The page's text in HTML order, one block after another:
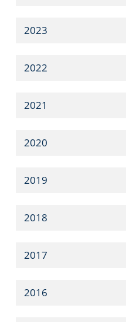
2023
2022
2021
2020
2019
2018
2017
2016